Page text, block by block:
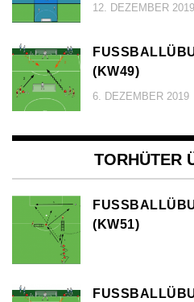
12. DEZEMBER 2019
KW49)
6. DEZEMBER 2019
TORHÜTER
KW51)